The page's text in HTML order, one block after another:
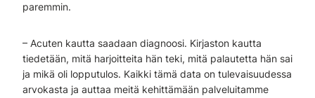
paremmin.
– Acuten kautta saadaan diagnoosi. Kirjaston kautta
tiedetään, mitä harjoitteita hän teki, mitä palautetta hän sai
ja mikä oli lopputulos. Kaikki tämä data on tulevaisuudessa
arvokasta ja auttaa meitä kehittämään palveluitamme